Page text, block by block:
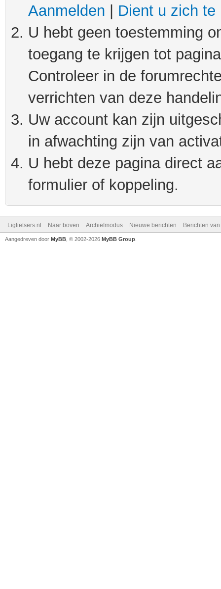
Aanmelden
Dient u zich te
U hebt geen toestemming
toegang te krijgen tot
Controleer in de
verrichten van deze
Uw account kan zijn
in afwachting zijn van
U hebt deze pagina direct
formulier of koppeling.
Ligfietsers.nl Naar boven Archiefmodus Nieuwe berichten Berichten
Aangedreven door MyBB , © 2002-2026 MyBB Group